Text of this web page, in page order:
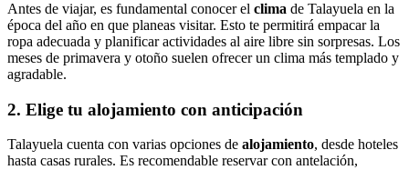
Antes de viajar, es fundamental conocer el clima de Talayuela en la
época del año en que planeas visitar. Esto te permitirá empacar la
ropa adecuada y planificar actividades al aire libre sin sorpresas. Los
meses de primavera y otoño suelen ofrecer un clima más templado y
agradable.
2. Elige tu alojamiento con anticipación
Talayuela cuenta con varias opciones de alojamiento, desde hoteles
hasta casas rurales. Es recomendable reservar con antelación,